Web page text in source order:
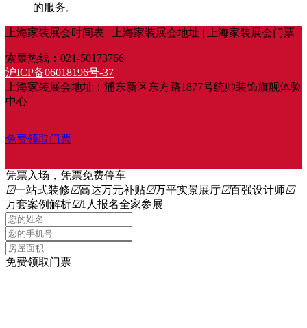
的服务。
上海家装展会时间表 | 上海家装展会地址 | 上海家装展会门票
索票热线：021-50173766
沪ICP备06018196号-37
上海家装展会地址：浦东新区东方路1877号统帅装饰旗舰体验
中心
免费领取门票
凭票入场，凭票免费停车
☑一站式装修☑高达万元补贴☑万平实景展厅☑百强设计师☑
万套案例解析☑1人报名全家参展
免费领取门票